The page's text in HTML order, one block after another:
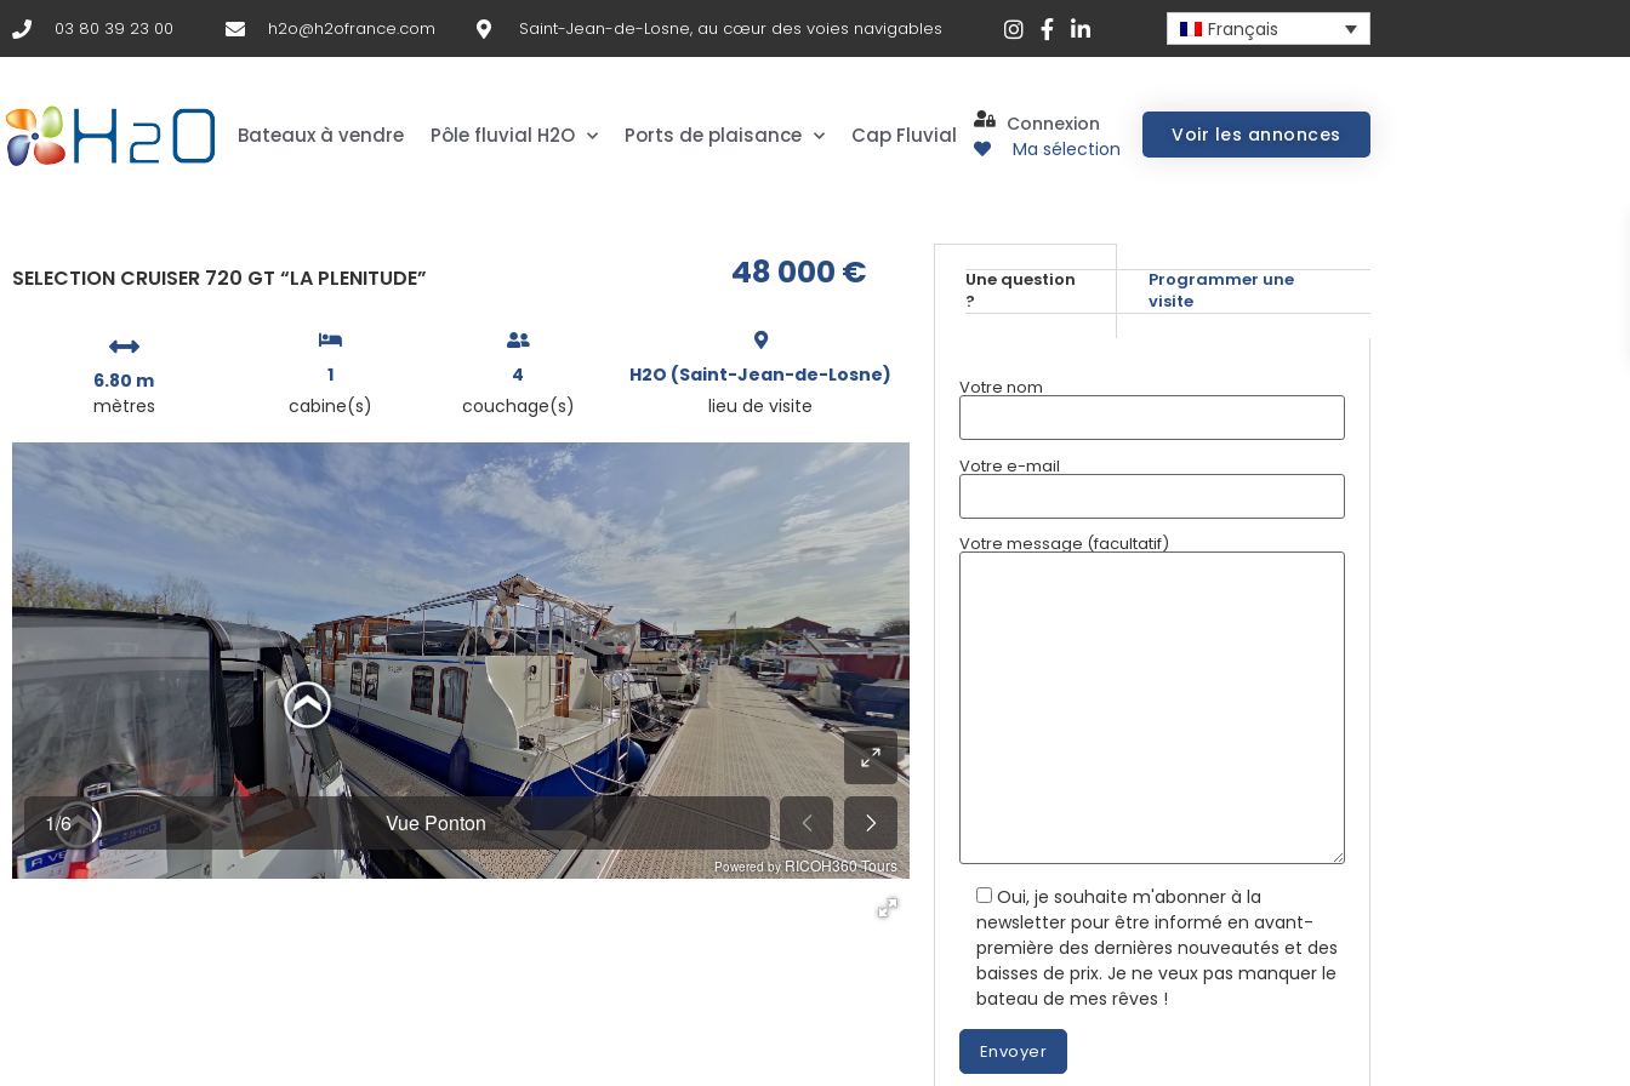
03 80 39 23 00 h2o@h2ofrance.com Saint-Jean-de-Losne, au cœur des voies navigables Français
Bateaux à vendre Pôle fluvial H2O Ports de plaisance Cap Fluvial
Connexion
Ma sélection
Voir les annonces
SELECTION CRUISER 720 GT “LA PLENITUDE” 48 000 €
6.80 m
mètres
1
cabine(s)
4
couchage(s)
H2O (Saint-Jean-de-Losne)
lieu de visite
Une question
?
Programmer une
visite
Votre nom
Votre e-mail
Votre message (facultatif)
Oui, je souhaite m'abonner à la
newsletter pour être informé en avant-
première des dernières nouveautés et des
baisses de prix. Je ne veux pas manquer le
bateau de mes rêves !